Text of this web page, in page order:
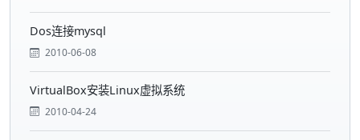
Dos连接mysql
2010-06-08
VirtualBox安装Linux虚拟系统
2010-04-24